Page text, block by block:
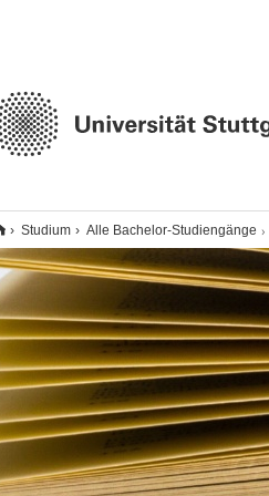
Studium Alle Bachelor-Studiengänge